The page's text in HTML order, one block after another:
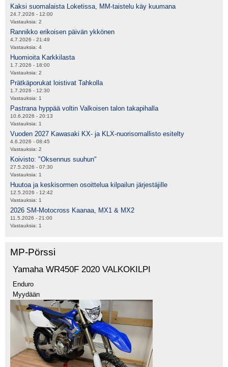
Kaksi suomalaista Loketissa, MM-taistelu käy kuumana
24.7.2026 - 12:00
Vastauksia: 2
Rannikko erikoisen päivän ykkönen
4.7.2026 - 21:49
Vastauksia: 4
Huomioita Karkkilasta
1.7.2026 - 18:00
Vastauksia: 2
Prätkäporukat loistivat Tahkolla
1.7.2026 - 12:30
Vastauksia: 1
Pastrana hyppää voltin Valkoisen talon takapihalla
10.6.2026 - 20:13
Vastauksia: 1
Vuoden 2027 Kawasaki KX- ja KLX-nuorisomallisto esitelty
4.6.2026 - 08:45
Vastauksia: 2
Koivisto: "Oksennus suuhun"
27.5.2026 - 07:30
Vastauksia: 1
Huutoa ja keskisormen osoittelua kilpailun järjestäjille
12.5.2026 - 12:42
Vastauksia: 1
2026 SM-Motocross Kaanaa, MX1 & MX2
11.5.2026 - 21:00
Vastauksia: 1
MP-Pörssi
Yamaha WR450F 2020 VALKOKILPI
Enduro
Myydään